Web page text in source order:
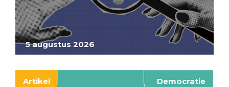
5 augustus 2026
Artikel Democratie